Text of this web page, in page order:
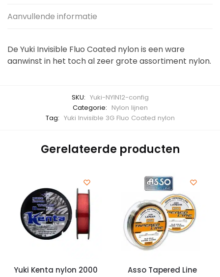
Aanvullende informatie
De Yuki Invisible Fluo Coated nylon is een ware
aanwinst in het toch al zeer grote assortiment nylon.
SKU: Yuki-NYIN12-config
Categorie: Nylon lijnen
Tag: Yuki Invisible 3G Fluo Coated nylon
Gerelateerde producten
Yuki Kenta nylon 2000
Asso Tapered Line